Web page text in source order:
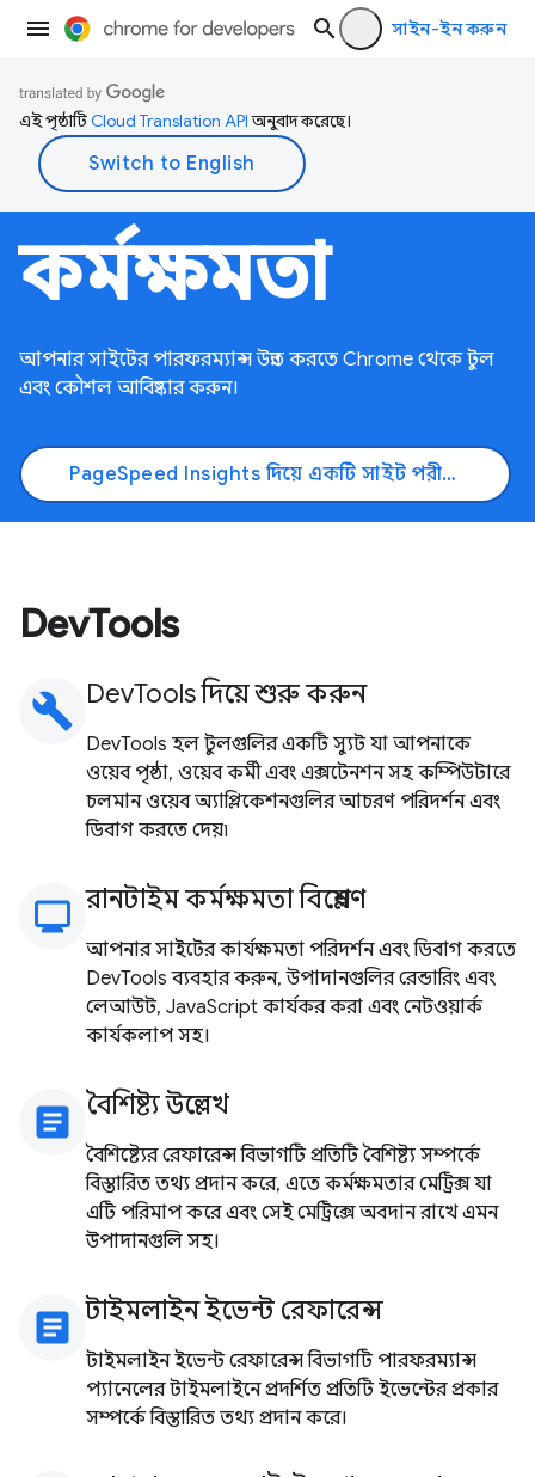
সাইন-ইন করুন
এই পৃষ্ঠাটিCloud Translation APIঅনুবাদ করেছে।
কর্মক্ষমতা
আপনার সাইটের পারফরম্যান্স উন্নত করতে Chrome থেকে টুল
এবং কৌশল আবিষ্কার করুন।
PageSpeed ​​Insights দিয়ে একটি সাইট পরীক্ষা করুন
DevTools
build DevTools দিয়ে শুরু করুন
DevTools হল টুলগুলির একটি স্যুট যা আপনাকে
ওয়েব পৃষ্ঠা, ওয়েব কর্মী এবং এক্সটেনশন সহ কম্পিউটারে
চলমান ওয়েব অ্যাপ্লিকেশনগুলির আচরণ পরিদর্শন এবং
ডিবাগ করতে দেয়৷
monitoring
রানটাইম কর্মক্ষমতা বিশ্লেষণ
আপনার সাইটের কার্যক্ষমতা পরিদর্শন এবং ডিবাগ করতে
DevTools ব্যবহার করুন, উপাদানগুলির রেন্ডারিং এবং
লেআউট, JavaScript কার্যকর করা এবং নেটওয়ার্ক
কার্যকলাপ সহ।
article বৈশিষ্ট্য উল্লেখ
বৈশিষ্ট্যের রেফারেন্স বিভাগটি প্রতিটি বৈশিষ্ট্য সম্পর্কে
বিস্তারিত তথ্য প্রদান করে, এতে কর্মক্ষমতার মেট্রিক্স যা
এটি পরিমাপ করে এবং সেই মেট্রিক্সে অবদান রাখে এমন
উপাদানগুলি সহ।
article টাইমলাইন ইভেন্ট রেফারেন্স
টাইমলাইন ইভেন্ট রেফারেন্স বিভাগটি পারফরম্যান্স
প্যানেলের টাইমলাইনে প্রদর্শিত প্রতিটি ইভেন্টের প্রকার
সম্পর্কে বিস্তারিত তথ্য প্রদান করে।